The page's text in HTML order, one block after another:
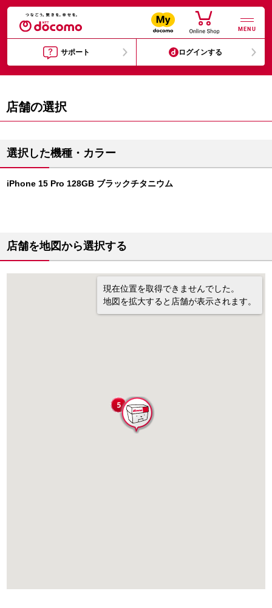
MENU
サポート ログインする
店舗の選択
選択した機種・カラー
iPhone 15 Pro 128GB ブラックチタニウム
店舗を地図から選択する
現在位置を取得できませんでした。
地図を拡大すると店舗が表示されます。